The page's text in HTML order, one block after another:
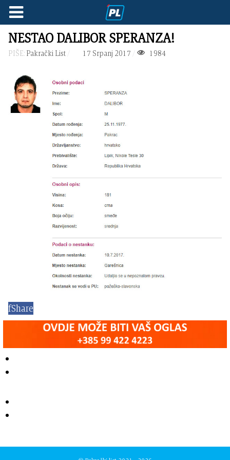
NESTAO DALIBOR SPERANZA!
PIŠE: Pakrački List 17 Srpanj 2017 1984
fShare